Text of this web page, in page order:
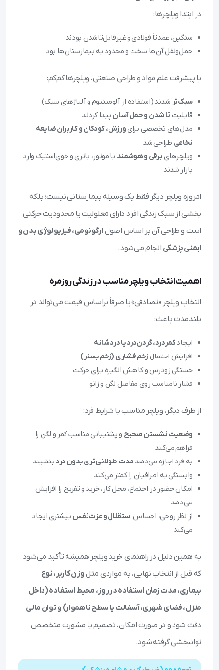
در ابتدا ویلچرها:
سنگین، عمدتاً فولادی و غیرقابل‌تاشدن بودند
حمل‌ونقل آن‌ها سخت و محدود به بیمارستان‌ها بود
با پیشرفت علم مواد و طراحی صنعتی، ویلچرها کم‌کم:
سبک‌تر شدند (استفاده از آلومینیوم و آلیاژهای سبک)
قابلیت تا شدن و حمل آسان پیدا کردند
مدل‌های تخصصی برای ورزش، کودکان و کاربران ضایعه
نخاعی طراحی شد
ویلچرهای برقی و هوشمند با موتور، باتری و جوی‌استیک وارد
بازار شدند
امروزه ویلچر دیگر فقط یک وسیله بیمارستانی نیست؛ بلکه
بخشی از سبک زندگی افراد دارای معلولیت یا محدودیت حرکتی
است و طراحی آن بر اساس اصولارگونومی، فیزیولوژی بدن و
ایمنی پزشکی انجام می‌شود.
اهمیت انتخاب ویلچر مناسب در زندگی روزمره
انتخاب ویلچر «تصادفی» یا صرفاً براساس قیمت می‌تواند در
بلندمدت باعث:
ایجادکمردرد، گردن‌درد یا درد شانه
افزایش احتمال زخم فشاری (زخم بستر)
خستگی زودرس و کاهش انگیزه برای حرکت
فشار نامناسب روی مفاصل لگن و زانو
از طرف دیگر، ویلچر مناسب با شرایط فرد:
وضعیت نشستن صحیح و پشتیبانی مناسب کمر و لگن را
فراهم می‌کند
به فرد اجازه می‌دهد مدت طولانی‌تری بدون دردبنشیند
وابستگی به اطرافیان را کمتر می‌کند
امکان حضور در اجتماع، محل کار، خرید و تفریح را افزایش
می‌دهد
از نظر روحی، احساساستقلال و عزت‌نفس بیشتری ایجاد
می‌کند
به همین دلیل در راهنمای خرید ویلچر همیشه تأکید می‌شود
که قبل از انتخاب نهایی، به مواردی مثلوزن کاربر، نوع
بیماری، مدت زمان استفاده در روز، محیط استفاده (داخل
منزل، فضای شهری، آسفالت یا سطح ناهموار) و توان مالی
دقت شود و در صورت امکان، تصمیم با مشورت متخصص
توانبخشی گرفته شود.